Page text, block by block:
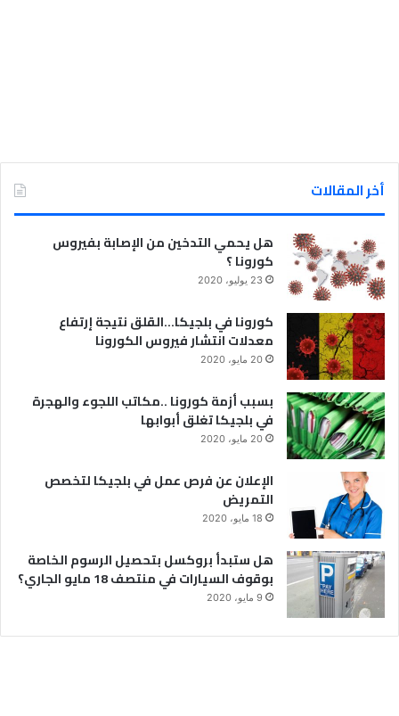
أخر المقالات
هل يحمي التدخين من الإصابة بفيروس
كورونا ؟
23 يوليو، 2020
كورونا في بلجيكا…القلق نتيجة إرتفاع
معدلات انتشار فيروس الكورونا
20 مايو، 2020
بسبب أزمة كورونا ..مكاتب اللجوء والهجرة
في بلجيكا تغلق أبوابها
20 مايو، 2020
الإعلان عن فرص عمل في بلجيكا لتخصص
التمريض
18 مايو، 2020
هل ستبدأ بروكسل بتحصيل الرسوم الخاصة
بوقوف السيارات في منتصف 18 مايو الجاري؟
9 مايو، 2020